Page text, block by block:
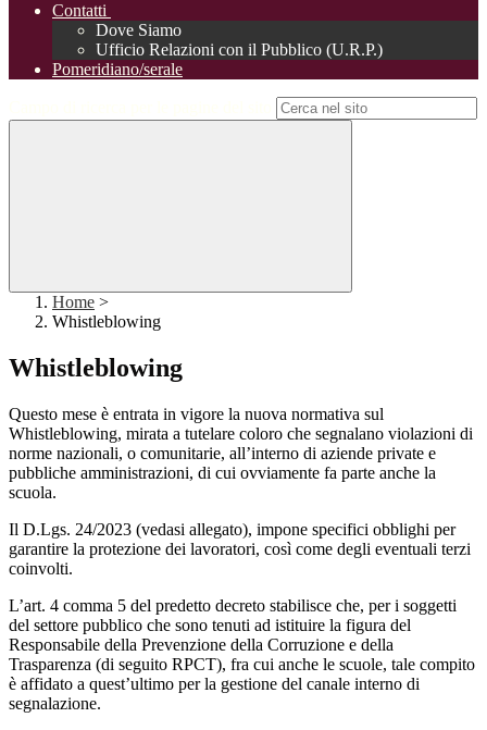
Contatti
Dove Siamo
Ufficio Relazioni con il Pubblico (U.R.P.)
Pomeridiano/serale
Home >
Whistleblowing
Whistleblowing
Questo mese è entrata in vigore la nuova normativa sul
Whistleblowing, mirata a tutelare coloro che segnalano violazioni di
norme nazionali, o comunitarie, all’interno di aziende private e
pubbliche amministrazioni, di cui ovviamente fa parte anche la
scuola.
Il D.Lgs. 24/2023 (vedasi allegato), impone specifici obblighi per
garantire la protezione dei lavoratori, così come degli eventuali terzi
coinvolti.
L’art. 4 comma 5 del predetto decreto stabilisce che, per i soggetti
del settore pubblico che sono tenuti ad istituire la figura del
Responsabile della Prevenzione della Corruzione e della
Trasparenza (di seguito RPCT), fra cui anche le scuole, tale compito
è affidato a quest’ultimo per la gestione del canale interno di
segnalazione.